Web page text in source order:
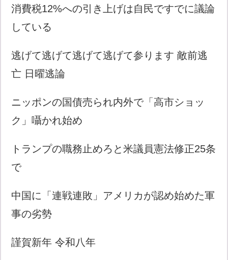
消費税12%への引き上げは自民ですでに議論
している
逃げて逃げて逃げて逃げて参ります 敵前逃
亡 日曜逃論
ニッポンの国債売られ内外で「高市ショッ
ク」囁かれ始め
トランプの職務止めろと米議員憲法修正25条
で
中国に「連戦連敗」アメリカが認め始めた軍
事の劣勢
謹賀新年 令和八年